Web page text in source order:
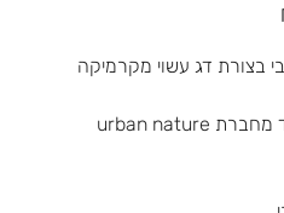
בצורת דג עשוי מקרמיקה
מיובא מהולנד מחברת urban nature